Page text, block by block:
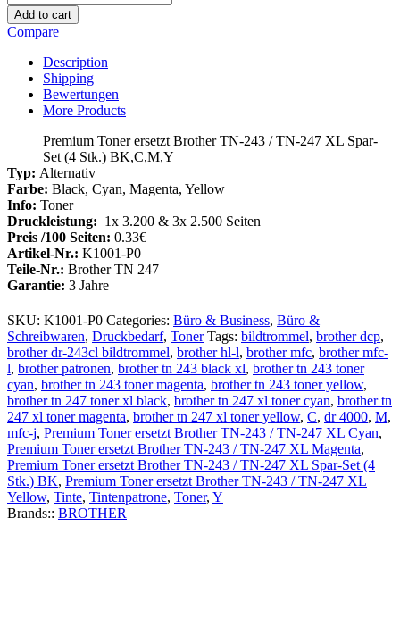
Toner
ersetzt
Brother
TN-
TN-
Set
(4
Stk.)
BK,C,M,Y
Menge
Add to cart
Compare
Description
Shipping
Bewertungen
More Products
Premium Toner ersetzt Brother TN-243 / TN-247 XL Spar-
Set (4 Stk.) BK,C,M,Y
Typ: Alternativ
Farbe: Black, Cyan, Magenta, Yellow
Info: Toner
Druckleistung: 1x 3.200 & 3x 2.500 Seiten
Preis /100 Seiten: 0.33€
Artikel-Nr.: K1001-P0
Teile-Nr.: Brother TN 247
Garantie: 3 Jahre
SKU: K1001-P0 Categories: Büro & Business, Büro &
Schreibwaren, Druckbedarf, Toner Tags: bildtrommel, brother dcp,
brother dr-243cl bildtrommel, brother hl-l, brother mfc, brother mfc-
l, brother patronen, brother tn 243 black xl, brother tn 243 toner
cyan, brother tn 243 toner magenta, brother tn 243 toner yellow,
brother tn 247 toner xl black, brother tn 247 xl toner cyan, brother tn
247 xl toner magenta, brother tn 247 xl toner yellow, C, dr 4000, M,
mfc-j, Premium Toner ersetzt Brother TN-243 / TN-247 XL Cyan,
Premium Toner ersetzt Brother TN-243 / TN-247 XL Magenta,
Premium Toner ersetzt Brother TN-243 / TN-247 XL Spar-Set (4
Stk.) BK, Premium Toner ersetzt Brother TN-243 / TN-247 XL
Yellow, Tinte, Tintenpatrone, Toner, Y
Brands:: BROTHER